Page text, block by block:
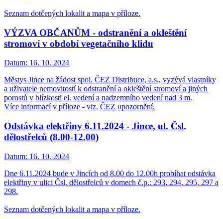
Seznam dotčených lokalit a mapa v příloze.
VÝZVA OBČANŮM - odstranění a okleštění
stromoví v období vegetačního klidu
Datum: 16. 10. 2024
Městys Jince na žádost spol. ČEZ Distribuce, a.s., vyzývá vlastníky
a uživatele nemovitostí k odstranění a okleštění stromoví a jiných
porostů v blízkosti el. vedení a nadzemního vedení nad 3 m.
Více informací v příloze - viz. ČEZ upozornění.
Odstávka elektřiny 6.11.2024 - Jince, ul. Čsl.
dělostřelců (8.00-12.00)
Datum: 16. 10. 2024
Dne 6.11.2024 bude v Jincích od 8.00 do 12.00h probíhat odstávka
elektřiny v ulici Čsl. dělostřelců v domech č.p.: 293, 294, 295, 297 a
298.
Seznam dotčených lokalit a mapa v příloze.